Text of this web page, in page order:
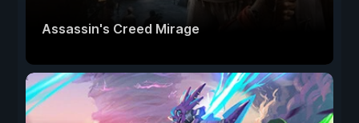
Assassin's Creed Mirage